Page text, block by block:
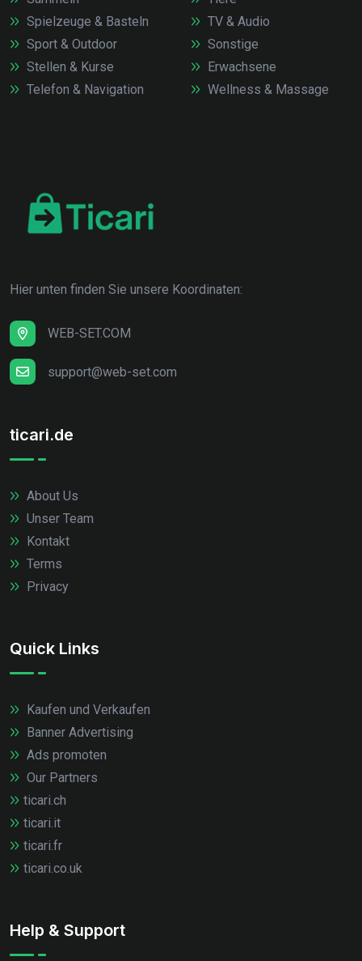
Spielzeuge & Basteln
Sport & Outdoor
Stellen & Kurse
Telefon & Navigation
TV & Audio
Sonstige
Erwachsene
Wellness & Massage
Hier unten finden Sie unsere Koordinaten:
WEB-SET.COM
support@web-set.com
ticari.de
About Us
Unser Team
Kontakt
Terms
Privacy
Quick Links
Kaufen und Verkaufen
Banner Advertising
Ads promoten
Our Partners
ticari.ch
ticari.it
ticari.fr
ticari.co.uk
Help & Support